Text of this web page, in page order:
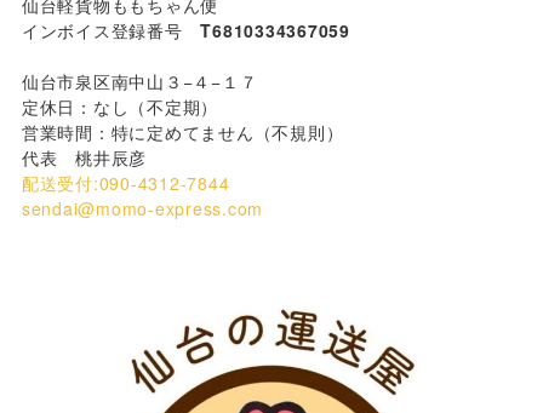
仙台軽貨物ももちゃん便
インボイス登録番号T6810334367059
仙台市泉区南中山３−４−１７
定休日：なし（不定期）
営業時間：特に定めてません（不規則）
代表 桃井辰彦
配送受付:090-4312-7844
sendai@momo-express.com